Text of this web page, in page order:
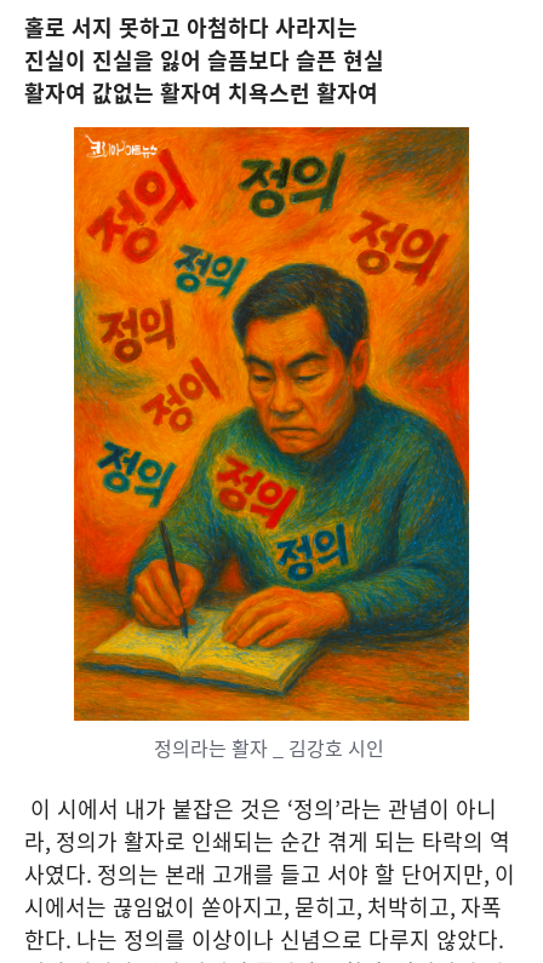
홀로 서지 못하고 아첨하다 사라지는
진실이 진실을 잃어 슬픔보다 슬픈 현실
활자여 값없는 활자여 치욕스런 활자여
정의라는 활자 _ 김강호 시인
이 시에서 내가 붙잡은 것은 ‘정의’라는 관념이 아니
라, 정의가 활자로 인쇄되는 순간 겪게 되는 타락의 역
사였다. 정의는 본래 고개를 들고 서야 할 단어지만, 이
시에서는 끊임없이 쏟아지고, 묻히고, 처박히고,자폭
한다. 나는 정의를 이상이나 신념으로 다루지 않았다.